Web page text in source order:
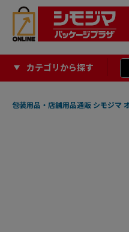
カテゴリから探す
包装用品・店舗用品通販 シモジマ